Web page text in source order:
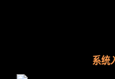
系统